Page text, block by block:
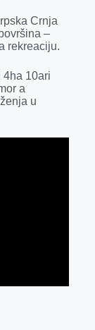
Crnja
–
rekreaciju.
4ha 10ari
a
u